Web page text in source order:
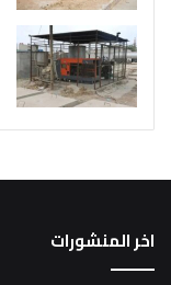
اخر المنشورات